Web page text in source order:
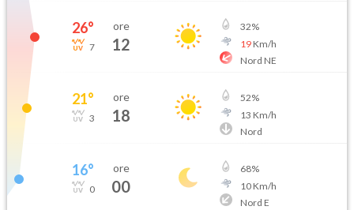
26°
7
ore
12
32%
19Km/h
Nord NE
21°
3
ore
18
52%
13 Km/h
Nord
16°
0
ore
00
68%
10Km/h
Nord E